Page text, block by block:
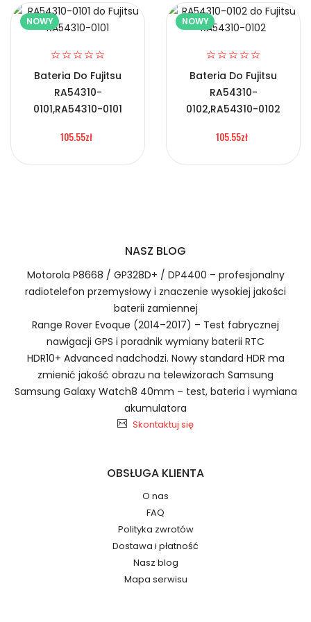
Certyfikaty bezpieczeństwa i zgodności
Szybka dostawa
Baterie do Smartfonów i
Telefonów Doogee L18M3PF9
2.Numer produktu baterii
Numer produktu ładowarki
1.Model urządzenia
2.Numer produktu baterii
Smartfonów i Telefonów Doogee X70?
NOWY
Bateria Do Fujitsu
RA54310-
0101,RA54310-0101
105.55zł
NOWY
Bateria Do Fujitsu
RA54310-
0102,RA54310-0102
105.55zł
NASZ BLOG
Motorola P8668 / GP328D+ / DP4400 – profesjonalny
radiotelefon przemysłowy i znaczenie wysokiej jakości
baterii zamiennej
Range Rover Evoque (2014–2017) – Test fabrycznej
nawigacji GPS i poradnik wymiany baterii RTC
HDR10+ Advanced nadchodzi. Nowy standard HDR ma
zmienić jakość obrazu na telewizorach Samsung
Samsung Galaxy Watch8 40mm – test, bateria i wymiana
akumulatora
Skontaktuj się
OBSŁUGA KLIENTA
O nas
FAQ
Polityka zwrotów
Dostawa i płatność
Nasz blog
Mapa serwisu